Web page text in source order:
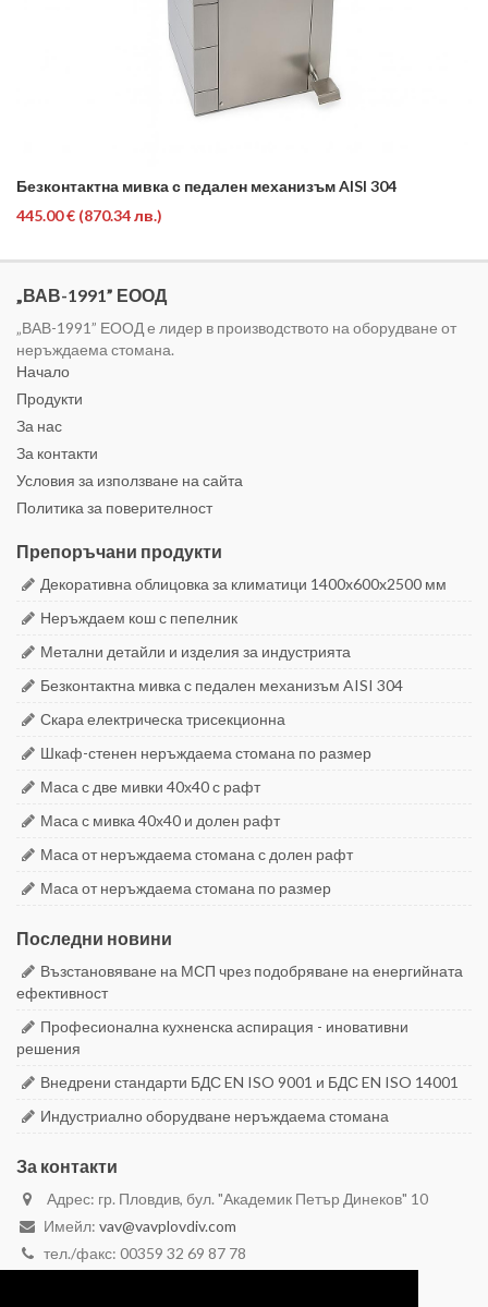
Безконтактна мивка с педален механизъм AISI 304
445.00 € (870.34 лв.)
„ВАВ-1991” ЕООД
„ВАВ-1991” ЕООД е лидер в производството на оборудване от
неръждаема стомана.
Начало
Продукти
За нас
За контакти
Условия за използване на сайта
Политика за поверителност
Препоръчани продукти
Декоративна облицовка за климатици 1400x600x2500 мм
Неръждаем кош с пепелник
Метални детайли и изделия за индустрията
Безконтактна мивка с педален механизъм AISI 304
Скара електрическа трисекционна
Шкаф-стенен неръждаема стомана по размер
Маса с две мивки 40х40 с рафт
Маса с мивка 40х40 и долен рафт
Маса от неръждаема стомана с долен рафт
Маса от неръждаема стомана по размер
Последни новини
Възстановяване на МСП чрез подобряване на енергийната
ефективност
Професионална кухненска аспирация - иновативни
решения
Внедрени стандарти БДС EN ISO 9001 и БДС EN ISO 14001
Индустриално оборудване неръждаема стомана
За контакти
Адрес: гр. Пловдив, бул. "Академик Петър Динеков" 10
Имейл: vav@vavplovdiv.com
тел./факс: 00359 32 69 87 78